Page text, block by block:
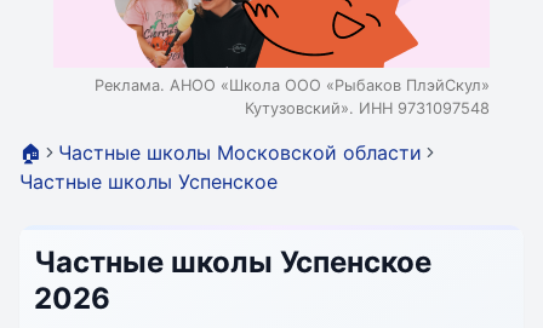
Реклама. АНОО «Школа ООО «Рыбаков ПлэйСкул»
Кутузовский». ИНН 9731097548
🏠
Частные школы Московской области
Частные школы Успенское
Частные школы Успенское
2026